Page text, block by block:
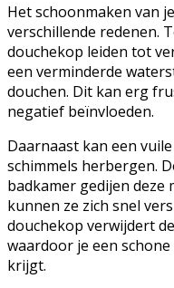
Het schoonmaken van
verschillende redenen.
douchekop leiden tot
een verminderde
douchen. Dit kan erg
negatief beïnvloeden.
Daarnaast kan een
schimmels herbergen.
badkamer gedijen deze
kunnen ze zich snel
douchekop verwijdert
waardoor je een
krijgt.